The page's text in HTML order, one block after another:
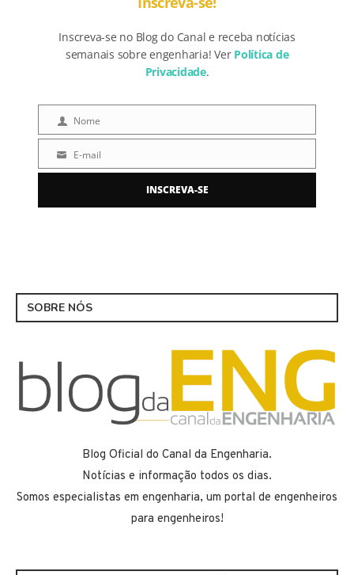
Inscreva-se no Blog do Canal e receba notícias
semanais sobre engenharia! Ver Política de
Privacidade.
Nome Nome
mail
E-mail
INSCREVA-SE
SOBRE NÓS
Blog Oficial do Canal da Engenharia.
Notícias e informação todos os dias.
Somos especialistas em engenharia, um portal de engenheiros
para engenheiros!